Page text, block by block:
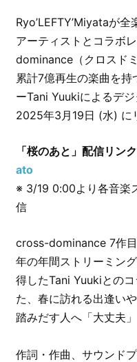
Ryo’LEFTY’Miyataが
アーティストとコラボ
dominance（クロスド
累計7億再生の楽曲を
ーTani Yuukiによるデジ
2025年3月19日 (水) に
「桜のあと」配信リンク
ato
※ 3/19 0:00より各音楽
信
cross-dominance 7作
年の年間ストリーミン
得したTani Yuukiとの
た、春に訪れる出逢い
踏みだす人へ「大丈夫
作詞・作曲、サウンド